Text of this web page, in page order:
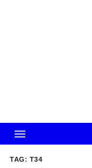
TAG: T34